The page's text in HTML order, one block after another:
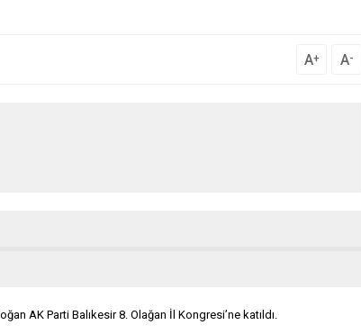
A+ A-
AK Parti Balıkesir 8. Olağan İl Kongresi’ne katıldı.